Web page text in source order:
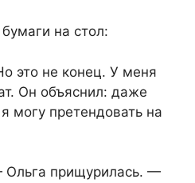
на стол:
это не конец. У меня
Он объяснил: даже
могу претендовать на
прищурилась. —